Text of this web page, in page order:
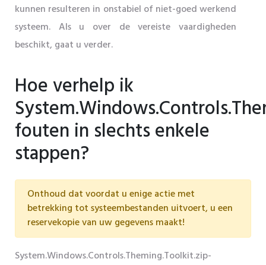
kunnen resulteren in onstabiel of niet-goed werkend
systeem. Als u over de vereiste vaardigheden
beschikt, gaat u verder.
Hoe verhelp ik
fouten in slechts enkele
stappen?
Onthoud dat voordat u enige actie met
betrekking tot systeembestanden uitvoert, u een
reservekopie van uw gegevens maakt!
System.Windows.Controls.Theming.Toolkit.zip-